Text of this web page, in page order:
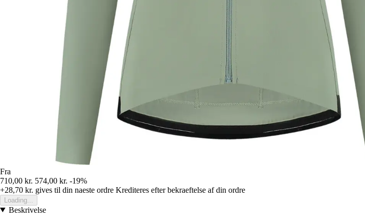
Fra
710,00 kr. 574,00 kr. -19%
+28,70 kr. gives til din naeste ordre Krediteres efter bekraeftelse af din ordre
Loading...
Beskrivelse